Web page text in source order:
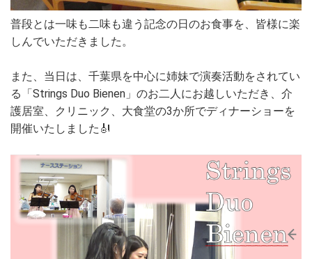
普段とは一味も二味も違う記念の日のお食事を、皆様に楽
しんでいただきました。
また、当日は、千葉県を中心に姉妹で演奏活動をされてい
る「Strings Duo Bienen」のお二人にお越しいただき、介
護居室、クリニック、大食堂の3か所でディナーショーを
開催いたしました🎻